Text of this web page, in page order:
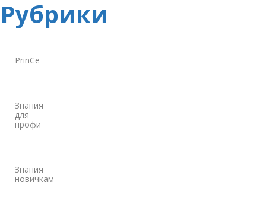
Рубрики
PrinCe
Знания
для
профи
Знания
новичкам